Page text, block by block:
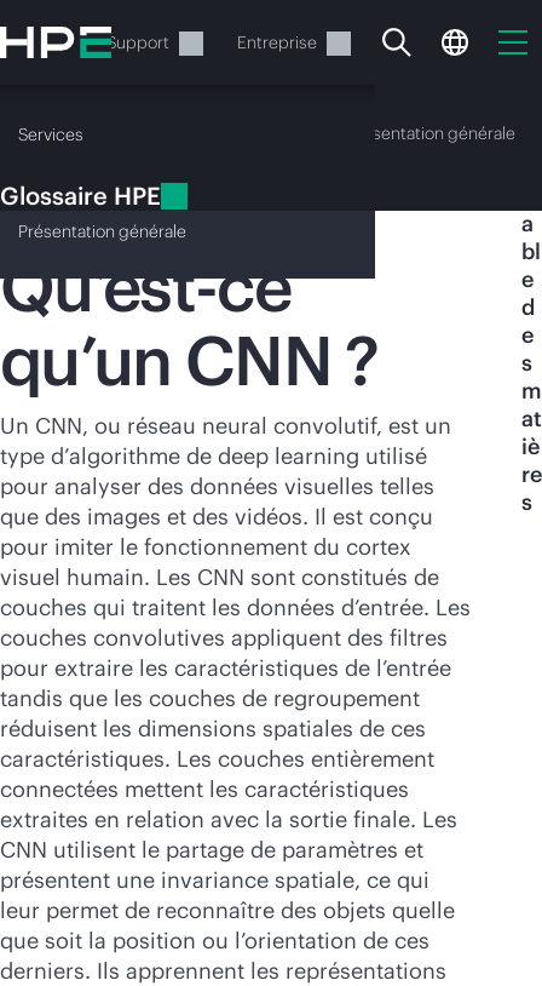
au
contenu
Services Support Entreprise
Services
Votre panier est
actuellement vide
Rendez-vous dans la boutique HPE pour
découvrir, configurer et commander.
Acheter maintenant
Glossaire HPE Présentation générale
Présentation générale
Glossaire HPE
Réseau neural convolutif (CNN)
Qu’est-ce
qu’un CNN ?
Un CNN, ou réseau neural convolutif, est un
type d’algorithme de deep learning utilisé
pour analyser des données visuelles telles
que des images et des vidéos. Il est conçu
pour imiter le fonctionnement du cortex
visuel humain. Les CNN sont constitués de
couches qui traitent les données d’entrée. Les
couches convolutives appliquent des filtres
pour extraire les caractéristiques de l’entrée
tandis que les couches de regroupement
réduisent les dimensions spatiales de ces
caractéristiques. Les couches entièrement
connectées mettent les caractéristiques
extraites en relation avec la sortie finale. Les
CNN utilisent le partage de paramètres et
présentent une invariance spatiale, ce qui
leur permet de reconnaître des objets quelle
que soit la position ou l’orientation de ces
derniers. Ils apprennent les représentations
a
bl
e
d
e
s
m
at
iè
re
s